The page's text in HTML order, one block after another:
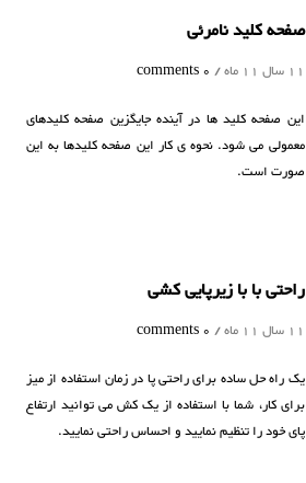
صفحه کلید نامرئی
11 سال 11 ماه /
0 comments
این صفحه کلید ها در آینده جایگزین صفحه کلیدهای
معمولی می شود. نحوه ی کار این صفحه کلیدها به این
صورت است.
راحتی با با زیرپایی کشی
11 سال 11 ماه /
0 comments
یک راه حل ساده برای راحتی پا در زمان استفاده از میز
برای کار، شما با استفاده از یک کش می توانید ارتفاع
پای خود را تنظیم نمایید و احساس راحتی نمایید.